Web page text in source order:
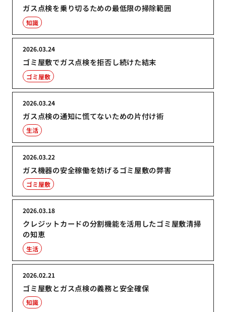
ガス点検を乗り切るための最低限の掃除範囲
知識
ゴミ屋敷でガス点検を拒否し続けた結末
2026.03.24
ゴミ屋敷
ガス点検の通知に慌てないための片付け術
2026.03.24
生活
ガス機器の安全稼働を妨げるゴミ屋敷の弊害
2026.03.22
ゴミ屋敷
クレジットカードの分割機能を活用したゴミ屋敷清掃
の知恵
2026.03.18
生活
ゴミ屋敷とガス点検の義務と安全確保
2026.02.21
知識